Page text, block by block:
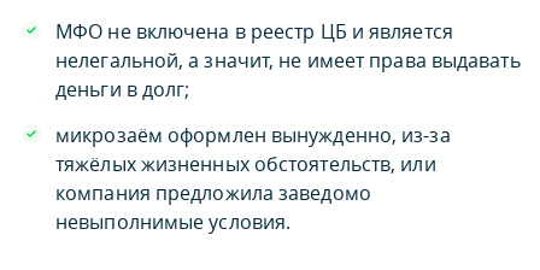
МФО не включена в реестр ЦБ и является
нелегальной, а значит, не имеет права выдавать
деньги в долг;
микрозаём оформлен вынужденно, из-за
тяжёлых жизненных обстоятельств, или
компания предложила заведомо
невыполнимые условия.